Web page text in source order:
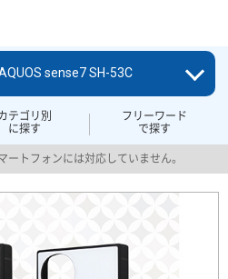
テゴリ別
に探す
フリーワード
で探す
sense7 SH-53C
ートフォンには対応していません。